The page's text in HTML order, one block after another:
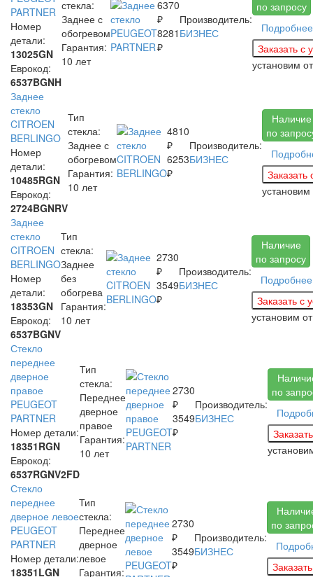
PARTNER
Номер
детали:
13025GN
Еврокод:
6537BGNH
стекла:
Заднее с
обогревом
Гарантия:
10 лет
6370
₽
8281
₽
Производитель:
БИЗНЕС
по запросу
Подробнее
установим
Заднее
стекло
CITROEN
BERLINGO
Номер
детали:
10485RGN
Еврокод:
2724BGNRV
Тип
стекла:
Заднее с
обогревом
Гарантия:
10 лет
4810
₽
6253
₽
Производитель:
БИЗНЕС
Наличие
по
установим
Заднее
стекло
CITROEN
BERLINGO
Номер
детали:
18353GN
Еврокод:
6537BGNV
Тип
стекла:
Заднее
без
обогрева
Гарантия:
10 лет
2730
₽
3549
₽
Производитель:
БИЗНЕС
Наличие
по запросу
Подробнее
установим
Стекло
переднее
дверное
правое
PEUGEOT
PARTNER
Номер детали:
18351RGN
Еврокод:
6537RGNV2FD
Тип
стекла:
Переднее
дверное
правое
Гарантия:
10 лет
2730
₽
3549
₽
Производитель:
БИЗНЕС
по
Стекло
переднее
дверное левое
PEUGEOT
PARTNER
Номер детали:
18351LGN
Тип
стекла:
Переднее
дверное
левое
Гарантия:
2730
₽
3549
₽
Производитель:
БИЗНЕС
по